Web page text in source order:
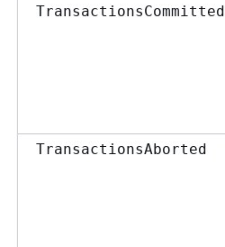
TransactionsCommitted
TransactionsAborted